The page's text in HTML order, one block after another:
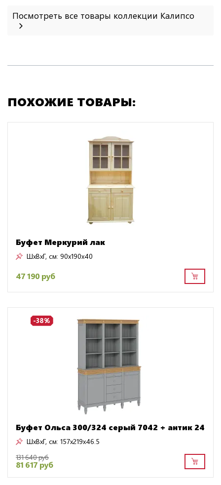
Посмотреть все товары коллекции Калипсо
ПОХОЖИЕ ТОВАРЫ:
Буфет Меркурий лак
ШxВxГ, см: 90x190x40
47 190 руб
-38%
Буфет Ольса 300/324 серый 7042 + антик 24
ШxВxГ, см: 157x219x46.5
131 640 руб
81 617 руб